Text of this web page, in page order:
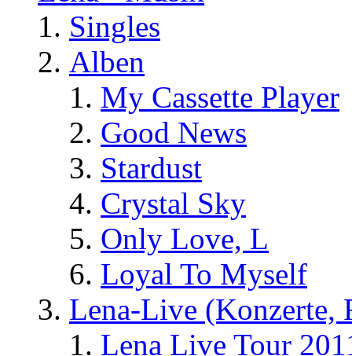
Singles
Alben
My Cassette Player
Good News
Stardust
Crystal Sky
Only Love, L
Loyal To Myself
Lena-Live (Konzerte,
Lena Live Tour